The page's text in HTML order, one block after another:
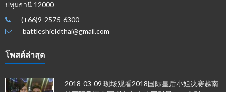
ปทุมธานี 12000
(+66)9-2575-6300
battleshieldthai@gmail.com
โพสต์ล่าสุด
2018-03-09 现场观看2018国际皇后小姐决赛越南